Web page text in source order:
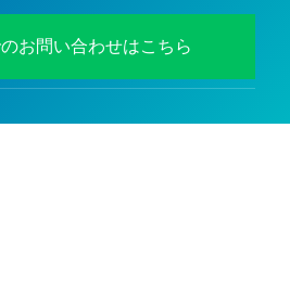
お問い合わせはこちら